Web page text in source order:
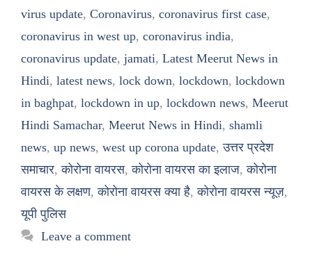
virus update, Coronavirus, coronavirus first case,
coronavirus in west up, coronavirus india,
coronavirus update, jamati, Latest Meerut News in
Hindi, latest news, lock down, lockdown, lockdown
in baghpat, lockdown in up, lockdown news, Meerut
Hindi Samachar, Meerut News in Hindi, shamli
news, up news, west up corona update,उत्तर प्रदेश
समाचार,कोरोना वायरस,कोरोना वायरस का इलाज,कोरोना
वायरस के लक्षण,कोरोना वायरस क्या है,कोरोना वायरस न्यूज़,
यूपी पुलिस
Leave a comment